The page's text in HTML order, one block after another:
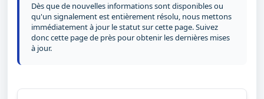
Dès que de nouvelles informations sont disponibles ou
qu'un signalement est entièrement résolu, nous mettons
immédiatement à jour le statut sur cette page. Suivez
donc cette page de près pour obtenir les dernières mises
à jour.